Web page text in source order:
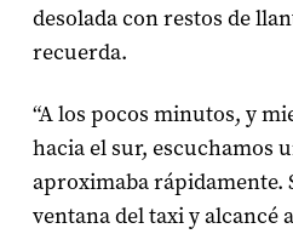
desolada con restos de
recuerda.
“A los pocos minutos, y
hacia el sur, escuchamos
aproximaba rápidamente.
ventana del taxi y alcancé